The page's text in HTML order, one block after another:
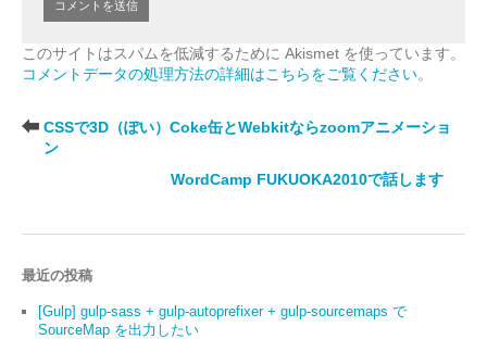
このサイトはスパムを低減するために Akismet を使っています。
コメントデータの処理方法の詳細はこちらをご覧ください。
CSSで3D（ぽい）Coke缶とWebkitならzoomアニメーショ
ン
WordCamp FUKUOKA2010で話します
最近の投稿
[Gulp] gulp-sass + gulp-autoprefixer + gulp-sourcemaps で
SourceMap を出力したい